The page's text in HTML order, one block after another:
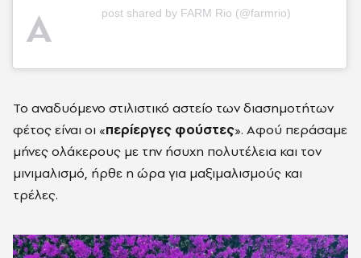
A post shared by FARM Rio (@farmrio)
Το αναδυόμενο στιλιστικό αστείο των διασημοτήτων
φέτος είναι οι «περίεργες φούστες». Αφού περάσαμε
μήνες ολάκερους με την ήσυχη πολυτέλεια και τον
μινιμαλισμό, ήρθε η ώρα για μαξιμαλισμούς και
τρέλες.